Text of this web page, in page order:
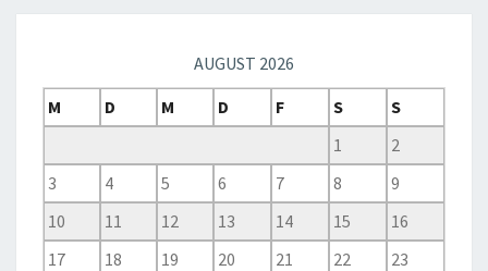
AUGUST 2026
M
D M D F S
S
1
2
3
4 5 6 7 8
9
10
11 12 13 14 15
16
17
18 19 20 21 22
23